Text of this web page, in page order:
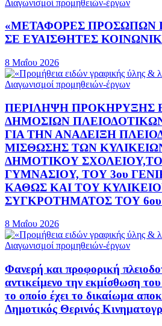
Διαγωνισμοί προμηθειών-έργων
«ΜΕΤΑΦΟΡΕΣ ΠΡΟΣΩΠΩΝ
ΣΕ ΕΥΑΙΣΘΗΤΕΣ
8 Μαΐου 2026
Διαγωνισμοί προμηθειών-έργων
ΠΕΡΙΛΗΨΗ ΠΡΟΚΗΡΥΞΗΣ
ΔΗΜΟΣΙΩΝ
ΓΙΑ ΤΗΝ ΑΝΑΔΕΙΞΗ
ΜΙΣΘΩΣΗΣ ΤΩΝ
ΔΗΜΟΤΙΚΟΥ
ΓΥΜΝΑΣΙΟΥ, ΤΟΥ 3ου
ΚΑΘΩΣ ΚΑΙ ΤΟΥ
ΣΥΓΚΡΟΤΗΜΑΤΟΣ ΤΟΥ
8 Μαΐου 2026
Διαγωνισμοί προμηθειών-έργων
Φανερή και προφορική
αντικείμενο την εκμίσθωση
το οποίο έχει το δικαίωμα
Δημοτικός Θερινός